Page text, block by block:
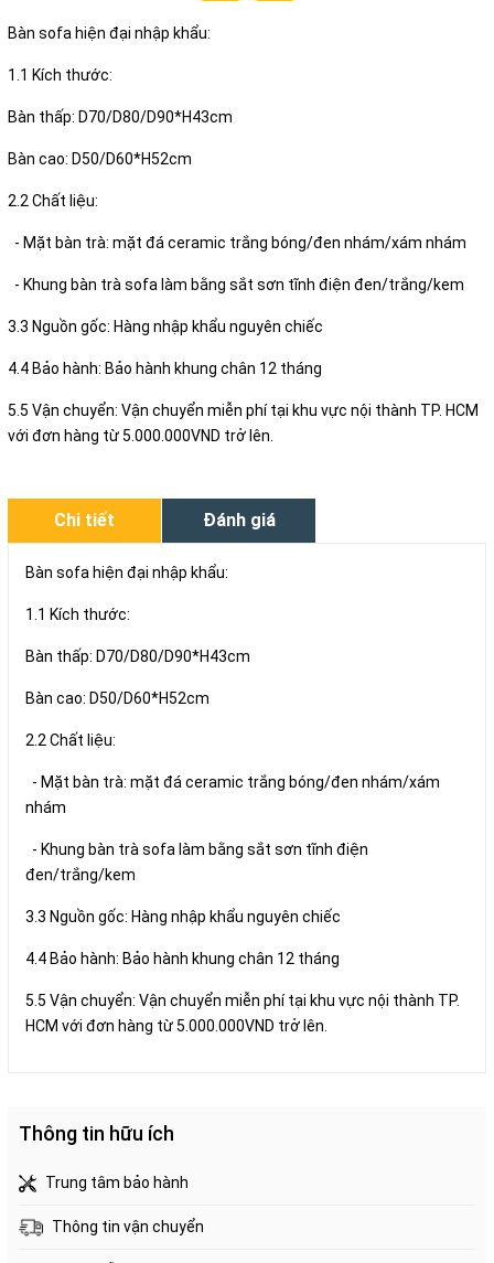
Bàn sofa hiện đại nhập khẩu:
1.1 Kích thước:
Bàn thấp: D70/D80/D90*H43cm
Bàn cao: D50/D60*H52cm
2.2 Chất liệu:
- Mặt bàn trà: mặt đá ceramic trắng bóng/đen nhám/xám nhám
- Khung bàn trà sofa làm bằng sắt sơn tĩnh điện đen/trắng/kem
3.3 Nguồn gốc: Hàng nhập khẩu nguyên chiếc
4.4 Bảo hành: Bảo hành khung chân 12 tháng
5.5 Vận chuyển: Vận chuyển miễn phí tại khu vực nội thành TP. HCM
với đơn hàng từ 5.000.000VND trở lên.
Chi tiết Đánh giá
Bàn sofa hiện đại nhập khẩu:
1.1 Kích thước:
Bàn thấp: D70/D80/D90*H43cm
Bàn cao: D50/D60*H52cm
2.2 Chất liệu:
- Mặt bàn trà: mặt đá ceramic trắng bóng/đen nhám/xám
nhám
- Khung bàn trà sofa làm bằng sắt sơn tĩnh điện
đen/trắng/kem
3.3 Nguồn gốc: Hàng nhập khẩu nguyên chiếc
4.4 Bảo hành: Bảo hành khung chân 12 tháng
5.5 Vận chuyển: Vận chuyển miễn phí tại khu vực nội thành TP.
HCM với đơn hàng từ 5.000.000VND trở lên.
Thông tin hữu ích
Trung tâm bảo hành
Thông tin vận chuyển